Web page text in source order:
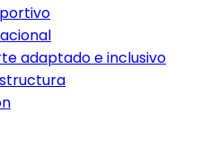
adaptado e inclusivo